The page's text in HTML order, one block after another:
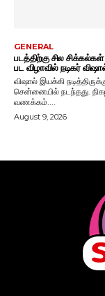
GENERAL
படத்திற்கு சில
பட விழாவில் நடிகர்
விஷால் இயக்கி
சென்னையில் நடந்தது. நிகழ்வில் நடிகர் விஷால் பேசியதாவது, "அனைவருக்கும்
வணக்கம்....
August 9, 2026